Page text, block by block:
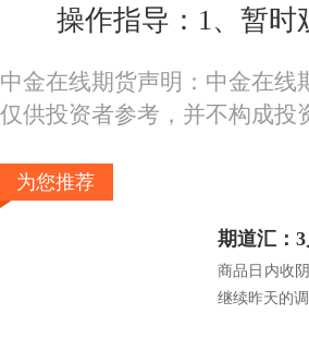
操作指导：1、暂时
中金在线期货声明：中金在
仅供投资者参考，并不构成投
为您推荐
期道汇：
商品日内收
继续昨天的